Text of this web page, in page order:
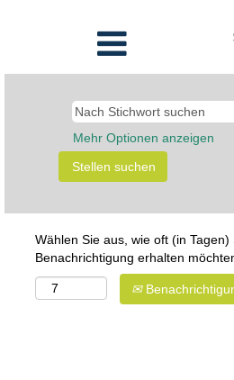
Mehr Optionen anzeigen
Wählen Sie aus, wie oft (in Tagen)
Benachrichtigung erhalten